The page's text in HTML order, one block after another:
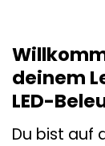
deinem
LED-
Du bist auf